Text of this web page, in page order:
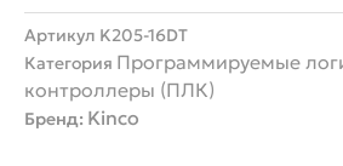
K2
K205-
16DT
Артикул K205-16DT
Категория Программируемые
контроллеры (ПЛК)
Бренд: Kinco